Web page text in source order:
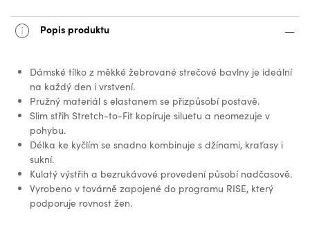
Popis produktu
Dámské tílko z měkké žebrované strečové bavlny je ideální
na každý den i vrstvení.
Pružný materiál s elastanem se přizpůsobí postavě.
Slim střih Stretch-to-Fit kopíruje siluetu a neomezuje v
pohybu.
Délka ke kyčlím se snadno kombinuje s džínami, kraťasy i
sukní.
Kulatý výstřih a bezrukávové provedení působí nadčasově.
Vyrobeno v továrně zapojené do programu RISE, který
podporuje rovnost žen.